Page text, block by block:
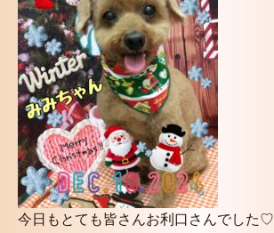
今日もとても皆さんお利口さんでした♡